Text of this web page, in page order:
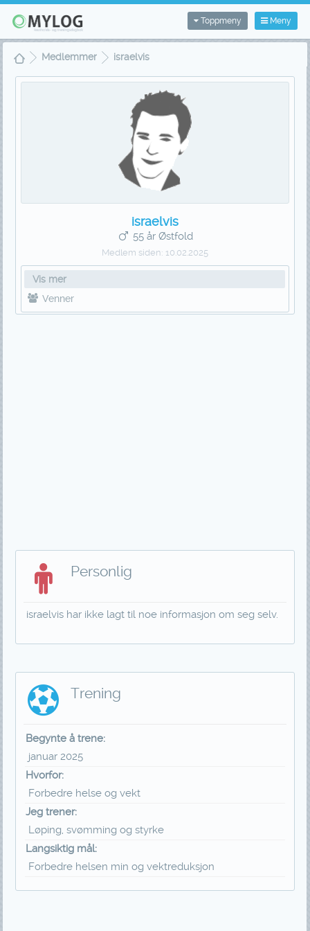
Meny
Toppmeny
Medlemmer israelvis
israelvis
55 år Østfold
Medlem siden: 10.02.2025
Vis mer
Venner
Personlig
israelvis har ikke lagt til noe informasjon om seg selv.
Trening
Begynte å trene:
januar 2025
Hvorfor:
Forbedre helse og vekt
Jeg trener:
Løping, svømming og styrke
Langsiktig mål:
Forbedre helsen min og vektreduksjon